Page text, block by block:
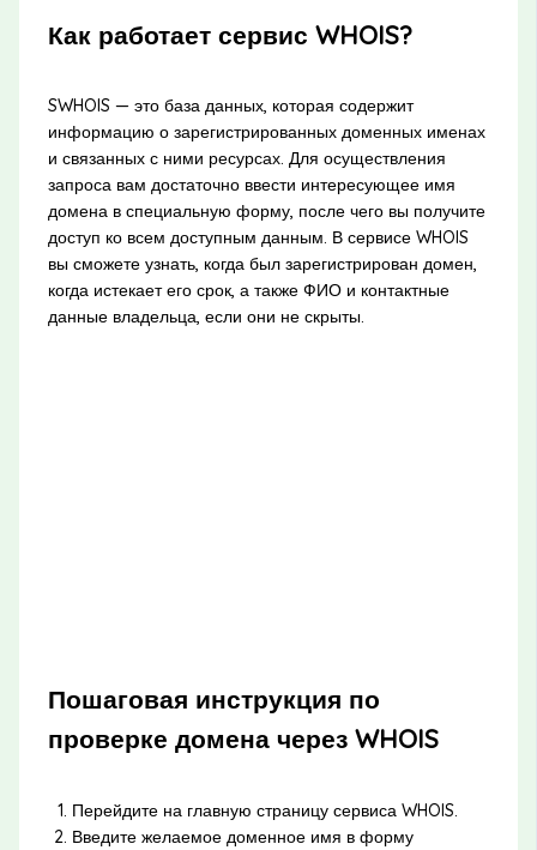
Как работает сервис WHOIS?
SWHOIS — это база данных, которая содержит
информацию о зарегистрированных доменных именах
и связанных с ними ресурсах. Для осуществления
запроса вам достаточно ввести интересующее имя
домена в специальную форму, после чего вы получите
доступ ко всем доступным данным. В сервисе WHOIS
вы сможете узнать, когда был зарегистрирован домен,
когда истекает его срок, а также ФИО и контактные
данные владельца, если они не скрыты.
Пошаговая инструкция по
проверке домена через WHOIS
Перейдите на главную страницу сервиса WHOIS.
Введите желаемое доменное имя в форму